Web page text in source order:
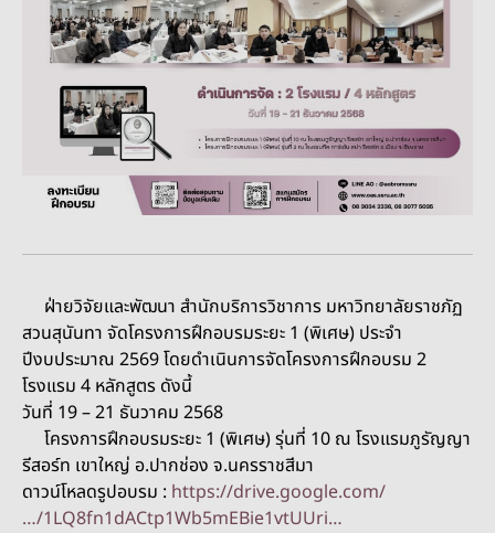
ฝ่ายวิจัยและพัฒนา สำนักบริการวิชาการ มหาวิทยาลัยราชภัฏ
สวนสุนันทา จัดโครงการฝึกอบรมระยะ 1 (พิเศษ) ประจำ
ปีงบประมาณ 2569 โดยดำเนินการจัดโครงการฝึกอบรม 2
โรงแรม 4 หลักสูตร ดังนี้
วันที่ 19 – 21 ธันวาคม 2568
โครงการฝึกอบรมระยะ 1 (พิเศษ) รุ่นที่ 10 ณ โรงแรมภูรัญญา
รีสอร์ท เขาใหญ่ อ.ปากช่อง จ.นครราชสีมา
ดาวน์โหลดรูปอบรม : https://drive.google.com/
…/1LQ8fn1dACtp1Wb5mEBie1vtUUri…